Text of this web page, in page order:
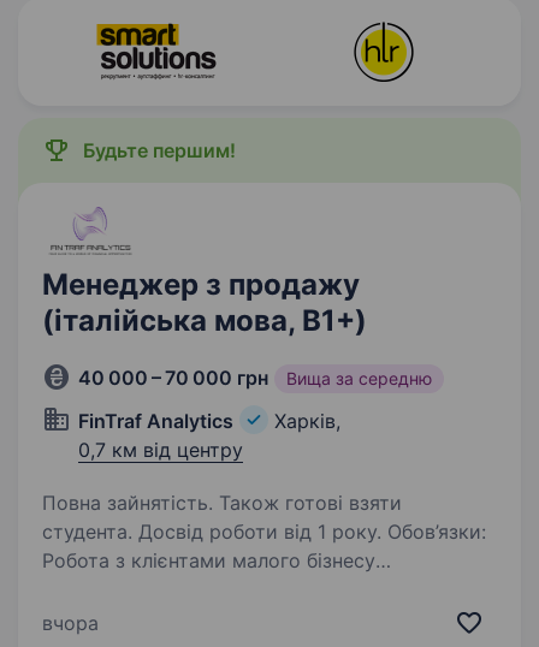
Будьте першим!
Менеджер з продажу
(італійська мова, B1+)
40 000 – 70 000 грн Вища за середню
FinTraf Analytics
Харків,
0,7 км від центру
Повна зайнятість. Також готові взяти
студента. Досвід роботи від 1 року. Обов’язки:
Робота з клієнтами малого бізнесу
оцінки потреб і підготовка персоналізованих
вчора